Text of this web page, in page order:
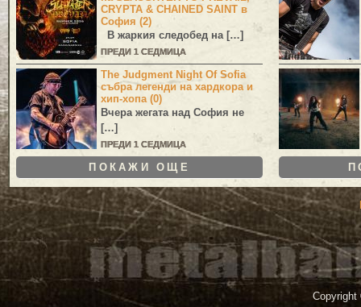
CRYPTA & CHAINED SAINT в
София (2)
В жаркия следобед на […]
ПРЕДИ 1 СЕДМИЦА
The Judgment Night Of Sofia
събра легенди на хардкора и
хип-хопа (0)
Вчера жегата над София не
[…]
ПРЕДИ 1 СЕДМИЦА
ПОКАЖИ ОЩЕ